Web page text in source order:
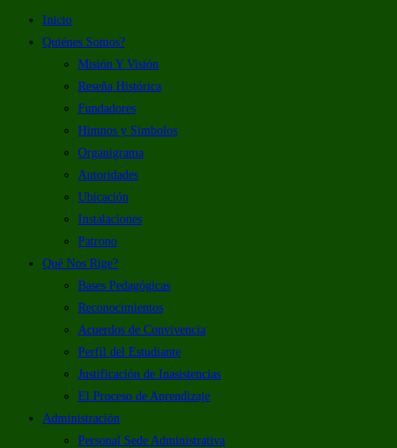
Inicio
Quiénes Somos?
Misión Y Visión
Reseña Histórica
Fundadores
Himnos y Simbolos
Organigrama
Autoridades
Ubicación
Instalaciones
Patrono
Qué Nos Rige?
Bases Pedagógicas
Reconocimientos
Acuerdos de Convivencia
Perfil del Estudiante
Justificación de Inasistencias
El Proceso de Aprendizaje
Administración
Personal Sede Administrativa